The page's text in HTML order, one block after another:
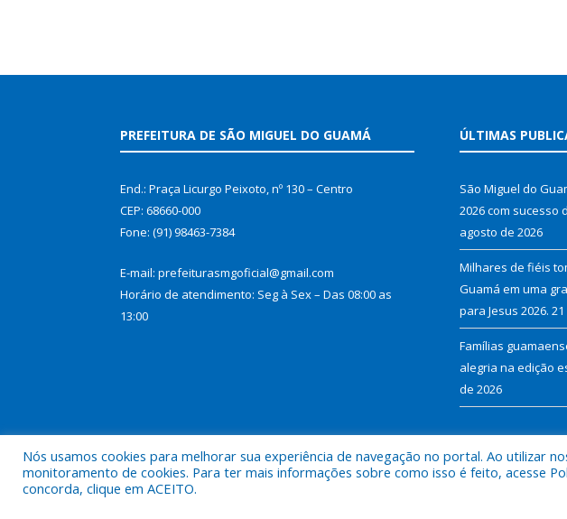
PREFEITURA DE SÃO MIGUEL DO GUAMÁ
End.: Praça Licurgo Peixoto, nº 130 – Centro
CEP: 68660-000
Fone: (91) 98463-7384
E-mail: prefeiturasmgoficial@gmail.com
Horário de atendimento: Seg à Sex – Das 08:00 as
13:00
ÚLTIMAS
São Miguel do
2026 com sucesso
agosto de 2026
Milhares de fiéis
Guamá em uma
para Jesus 2026.
Famílias
alegria na edição
de 2026
Nós usamos cookies para melhorar sua experiência de navegação no portal. Ao utilizar
monitoramento de cookies. Para ter mais informações sobre como isso é feito, acesse
concorda, clique em ACEITO.